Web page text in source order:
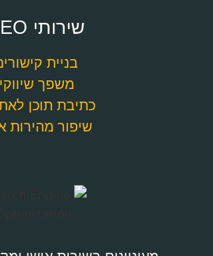
שירותי SEO
בניית
משפך שיווקי
כתיבת תוכן
שיפור מהירות